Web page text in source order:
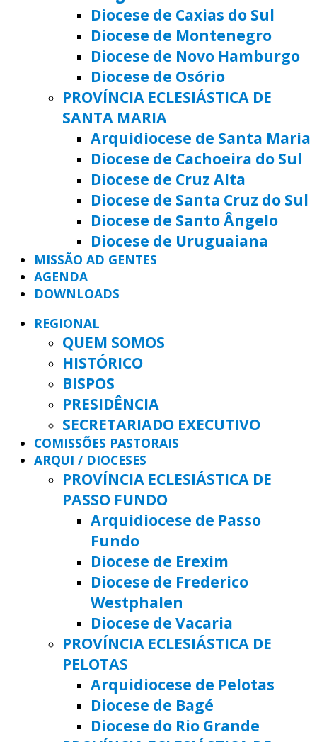
Diocese de Caxias do Sul
Diocese de Montenegro
Diocese de Novo Hamburgo
Diocese de Osório
PROVÍNCIA ECLESIÁSTICA DE
SANTA MARIA
Arquidiocese de Santa Maria
Diocese de Cachoeira do Sul
Diocese de Cruz Alta
Diocese de Santa Cruz do Sul
Diocese de Santo Ângelo
Diocese de Uruguaiana
MISSÃO AD GENTES
AGENDA
DOWNLOADS
REGIONAL
QUEM SOMOS
HISTÓRICO
BISPOS
PRESIDÊNCIA
SECRETARIADO EXECUTIVO
COMISSÕES PASTORAIS
ARQUI / DIOCESES
PROVÍNCIA ECLESIÁSTICA DE
PASSO FUNDO
Arquidiocese de Passo
Fundo
Diocese de Erexim
Diocese de Frederico
Westphalen
Diocese de Vacaria
PROVÍNCIA ECLESIÁSTICA DE
PELOTAS
Arquidiocese de Pelotas
Diocese de Bagé
Diocese do Rio Grande